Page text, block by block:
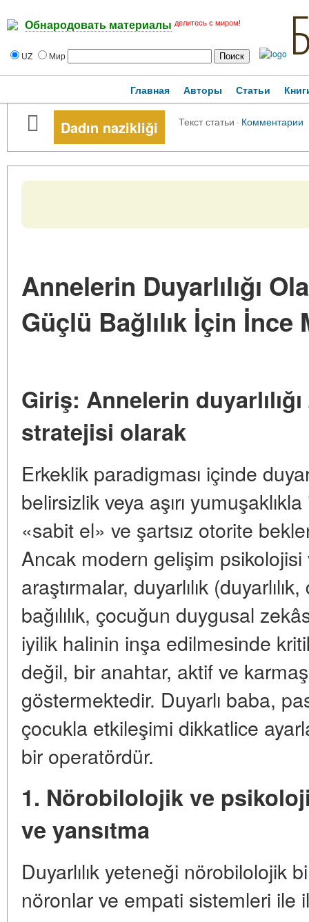
Обнародовать материалы делитесь с миром!
UZ Мир
Главная Авторы Статьи
Dadın nazikliği Текст статьи · Комментарии
Annelerin Duyarlılığı
Güçlü Bağlılık İçin İnce
Giriş: Annelerin
stratejisi olarak
Erkeklik paradigması içinde
belirsizlik veya aşırı
«sabit el» ve şartsız otorite
Ancak modern gelişim psikolojisi
araştırmalar, duyarlılık
bağılılık, çocuğun duygusal
iyilik halinin inşa edilmesinde
değil, bir anahtar, aktif ve
göstermektedir. Duyarlı baba,
çocukla etkileşimi dikkatlice
bir operatördür.
1. Nörobilolojik ve
ve yansıtma
Duyarlılık yeteneği nörobilolojik
nöronlar ve empati sistemleri ile